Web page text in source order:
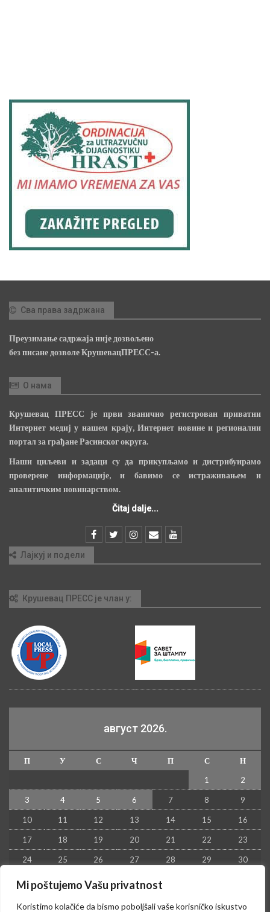
Mi poštujemo Vašu privatnost
Koristimo kolačiće da bismo poboljšali vaše korisničko iskustvo
Сва права задржана
Преузимање садржаја није дозвољено
без писане дозволе КрушевацПРЕСС-а.
О нама
Крушевац ПРЕСС је први званично регистрован приватни
Интернет медиј у нашем крају, Интернет новине и регионални
портал за грађане Расинског округа.
Наши циљеви и задаци су да прикупљамо и дистрибуирамо
проверене информације, и бавимо се истраживањем и
аналитичким новинарством.
Čitaj dalje...
Лајкуј и подели
Крушевац ПРЕСС је члан у:
август 2026.
П У С Ч П С
Н
1
2
3 4 5 6 7 8 9
10 11 12 13 14 15 16
17 18 19 20 21 22 23
24 25 26 27 28 29 30
31